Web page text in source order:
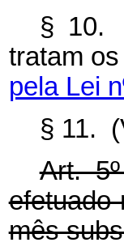
§ 10.
tratam
pela Lei
§ 11.
Art.
efetuado
mês